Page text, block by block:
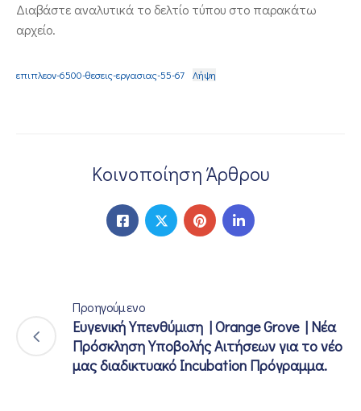
Διαβάστε αναλυτικά το δελτίο τύπου στο παρακάτω
αρχείο.
επιπλεον-6500-θεσεις-εργασιας-55-67 Λήψη
Κοινοποίηση Άρθρου
Προηγούμενο
Ευγενική Υπενθύμιση | Orange Grove | Νέα
Πρόσκληση Υποβολής Αιτήσεων για το νέο
μας διαδικτυακό Incubation Πρόγραμμα.